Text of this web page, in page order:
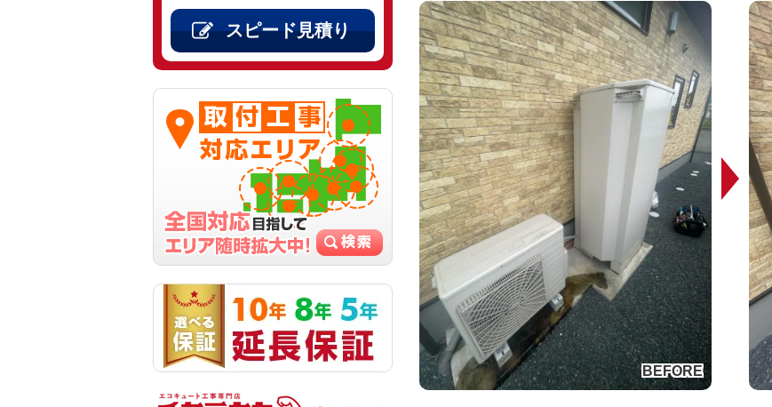
スピード見積り